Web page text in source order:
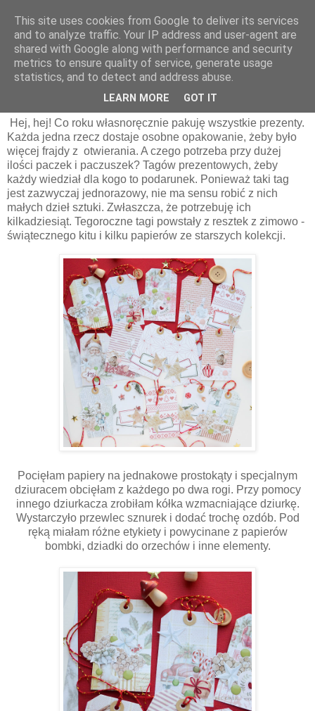
piątek, 12 grudnia 2025
Bileciki do prezentów | Anna Komenda
Hej, hej! Co roku własnoręcznie pakuję wszystkie prezenty.
Każda jedna rzecz dostaje osobne opakowanie, żeby było
więcej frajdy z otwierania. A czego potrzeba przy dużej
ilości paczek i paczuszek? Tagów prezentowych, żeby
każdy wiedział dla kogo to podarunek. Ponieważ taki tag
jest zazwyczaj jednorazowy, nie ma sensu robić z nich
małych dzieł sztuki. Zwłaszcza, że potrzebuję ich
kilkadziesiąt. Tegoroczne tagi powstały z resztek z zimowo -
świątecznego kitu i kilku papierów ze starszych kolekcji.
Pocięłam papiery na jednakowe prostokąty i specjalnym
dziuracem obcięłam z każdego po dwa rogi. Przy pomocy
innego dziurkacza zrobiłam kółka wzmacniające dziurkę.
Wystarczyło przewlec sznurek i dodać trochę ozdób. Pod
ręką miałam różne etykiety i powycinane z papierów
bombki, dziadki do orzechów i inne elementy.
This site uses cookies from Google to deliver its services
and to analyze traffic. Your IP address and user-agent are
shared with Google along with performance and security
metrics to ensure quality of service, generate usage
statistics, and to detect and address abuse.
LEARN MORE GOT IT